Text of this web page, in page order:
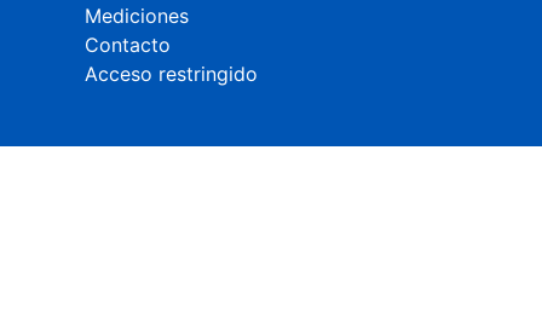
Mediciones
Contacto
Acceso restringido